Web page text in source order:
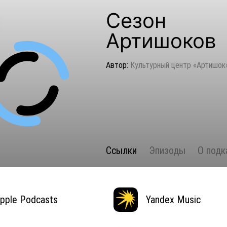
Сезон
Артишоков
Автор: Культурный центр
Ссылки Эпизоды О
Podcasts Yandex Music